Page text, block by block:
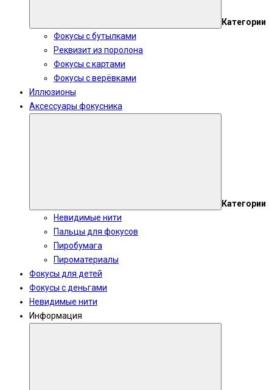
Категории
Фокусы с бутылками
Реквизит из поролона
Фокусы с картами
Фокусы с верёвками
Иллюзионы
Аксессуары фокусника
Категории
Невидимые нити
Пальцы для фокусов
Пиробумага
Пироматериалы
Фокусы для детей
Фокусы с деньгами
Невидимые нити
Информация